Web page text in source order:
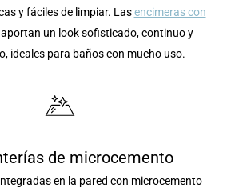
y fáciles de limpiar. Lasencimeras con
un look sofisticado, continuo y
ideales para baños con mucho uso.
de microcemento
en la pared con microcemento